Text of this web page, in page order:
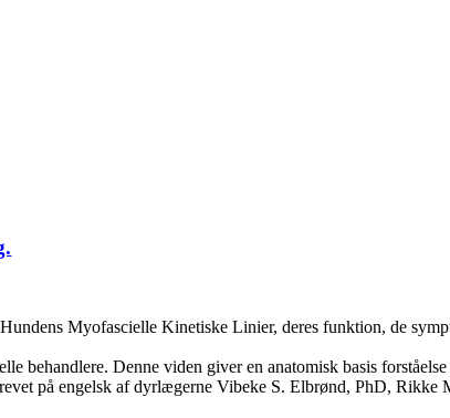
Myofascielle Kinetiske Linier, deres funktion, de
behandlere. Denne viden giver en anatomisk basis forståelse
på engelsk af dyrlægerne Vibeke S. Elbrønd, PhD, Rikke